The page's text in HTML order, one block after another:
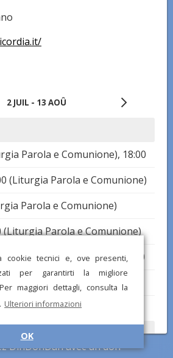
cookie tecnici e, ove presenti,
per garantirti la migliore
maggiori dettagli, consulta la
Ulteriori informazioni
OK
2 JUIL - 13 AOÛ
Parola e Comunione), 18:00
(Liturgia Parola e Comunione)
Parola e Comunione)
(Liturgia Parola e Comunione)
Parola e Comunione), 18:00
,18:00
DinDonDan avec un don